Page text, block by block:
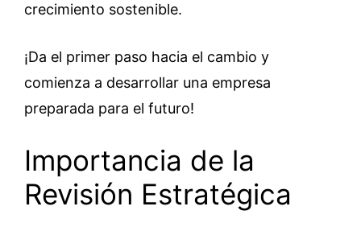
crecimiento sostenible.
¡Da el primer paso hacia el cambio y
comienza a desarrollar una empresa
preparada para el futuro!
Importancia de la
Revisión Estratégica